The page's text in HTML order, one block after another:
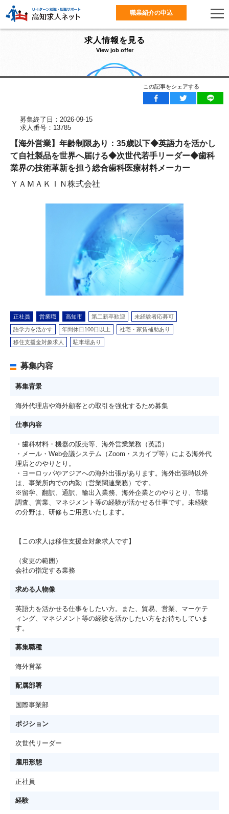
職業紹介の申込
求人情報を見る
View job offer
この記事をシェアする
募集終了日：2026-09-15
求人番号：13785
【海外営業】年齢制限あり：35歳以下◆英語力を活かし
て自社製品を世界へ届ける◆次世代若手リーダー◆歯科
業界の技術革新を担う総合歯科医療材料メーカー
ＹＡＭＡＫＩＮ株式会社
正社員 営業職 高知市 第二新卒歓迎 未経験者応募可
語学力を活かす 年間休日100日以上 社宅・家賃補助あり
移住支援金対象求人 駐車場あり
募集内容
募集背景
海外代理店や海外顧客との取引を強化するため募集
仕事内容
・歯科材料・機器の販売等、海外営業業務（英語）
・メール・Web会議システム（Zoom・スカイプ等）による海外代
理店とのやりとり。
・ヨーロッパやアジアへの海外出張があります。海外出張時以外
は、事業所内での内勤（営業関連業務）です。
※留学、翻訳、通訳、輸出入業務、海外企業とのやりとり、市場
調査、営業、マネジメント等の経験が活かせる仕事です。未経験
の分野は、研修もご用意いたします。
【この求人は移住支援金対象求人です】
（変更の範囲）
会社の指定する業務
求める人物像
英語力を活かせる仕事をしたい方。また、貿易、営業、マーケテ
ィング、マネジメント等の経験を活かしたい方をお待ちしていま
す。
募集職種
海外営業
配属部署
国際事業部
ポジション
次世代リーダー
雇用形態
正社員
経験